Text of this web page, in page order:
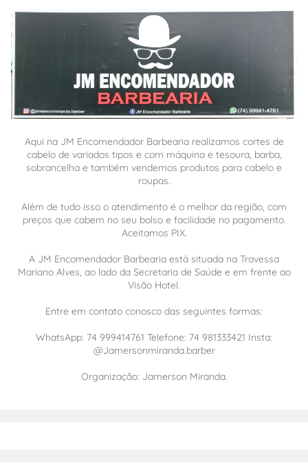
Aqui na JM Encomendador Barbearia realizamos cortes de
cabelo de variados tipos e com máquina e tesoura, barba,
sobrancelha e também vendemos produtos para cabelo e
roupas.
Além de tudo isso o atendimento é o melhor da região, com
preços que cabem no seu bolso e facilidade no pagamento.
Aceitamos PIX.
A JM Encomendador Barbearia está situada na Travessa
Mariano Alves, ao lado da Secretaria de Saúde e em frente ao
Visão Hotel.
Entre em contato conosco das seguintes formas:
WhatsApp: 74 999414761 Telefone: 74 981333421 Insta:
@Jamersonmiranda.barber
Organização: Jamerson Miranda.